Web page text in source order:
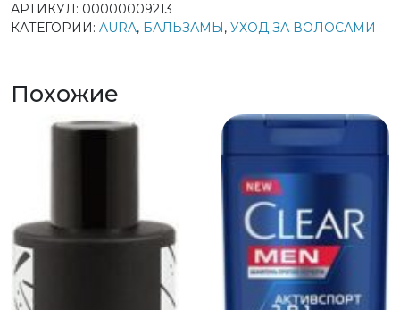
АРТИКУЛ: 00000009213
КАТЕГОРИИ: AURA, БАЛЬЗАМЫ, УХОД ЗА ВОЛОСАМИ
Похожие